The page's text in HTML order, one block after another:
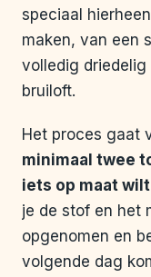
speciaal
maken, van een
volledig driedelig
bruiloft.
Het proces gaat
minimaal twee
iets op maat
je de stof en het
opgenomen en
volgende dag